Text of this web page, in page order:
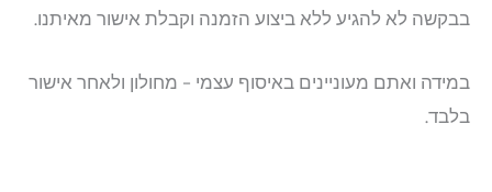
בבקשה לא להגיע ללא ביצוע הזמנה וקבלת אישור מאיתנו.
במידה ואתם מעוניינים באיסוף עצמי – מחולון ולאחר אישור
בלבד.